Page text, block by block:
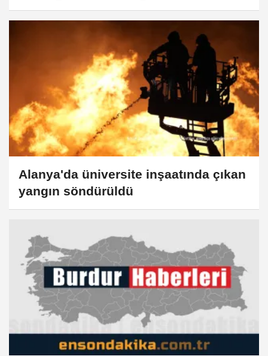
yoğunlaştı
Alanya'da üniversite inşaatında çıkan
yangın söndürüldü